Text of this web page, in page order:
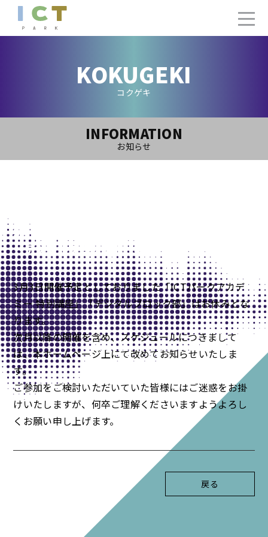
KOKUGEKI
コクゲキ
INFORMATION
お知らせ
3月開催の「 ICTパークアカデミー特別講座」,
「デジタルブロック部」中止のお知らせ
3月3日開催予定としておりました「ICTパークアカデ
ミー 特別講座」「デジタルブロック部」はお休みとな
ります。
次月以降の開催を含め、スケジュールにつきまして
は、本ホームページ上にて改めてお知らせいたしま
す。
ご参加をご検討いただいていた皆様にはご迷惑をお掛
けいたしますが、何卒ご理解くださいますようよろし
くお願い申し上げます。
戻る